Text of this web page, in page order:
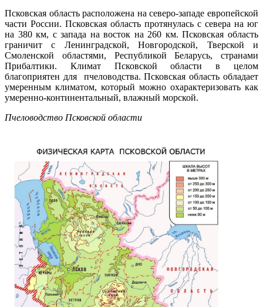
Псковская область расположена на северо-западе европейской
части России. Псковская область протянулась с севера на юг
на 380 км, с запада на восток на 260 км. Псковская область
граничит с Ленинградской, Новгородской, Тверской и
Смоленской областями, Республикой Беларусь, странами
Прибалтики. Климат Псковской области в целом
благоприятен для пчеловодства. Псковская область обладает
умеренным климатом, который можно охарактеризовать как
умеренно-континентальный, влажный морской.
Пчеловодство Псковской области